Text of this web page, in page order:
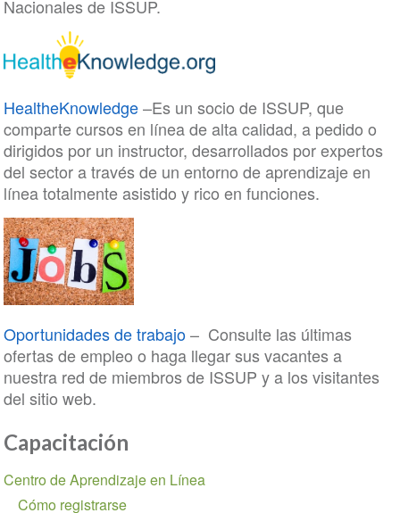
Nacionales de ISSUP.
HealtheKnowledge–Es un socio de ISSUP, que
comparte cursos en línea de alta calidad, a pedido o
dirigidos por un instructor, desarrollados por expertos
del sector a través de un entorno de aprendizaje en
línea totalmente asistido y rico en funciones.
Oportunidades de trabajo– Consulte las últimas
ofertas de empleo o haga llegar sus vacantes a
nuestra red de miembros de ISSUP y a los visitantes
del sitio web.
Capacitación
Section
navigation
Centro de Aprendizaje en Línea
Cómo registrarse